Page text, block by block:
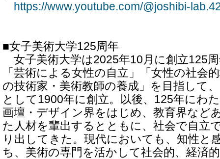
https://www.youtube.com/@joshibi-
■女子美術大学125周年
女子美術大学は2025年10月に創立125
「芸術による女性の自立」「女性の社会
の技術家・美術教師の養成」を目指して
として1900年に創立。以後、125年にわ
画壇・デザイン界をはじめ、教育界など
た人材を輩出するとともに、社会で自立
り出してきた。現代においても、知性と
ち、美術の専門を活かして社会的、経済